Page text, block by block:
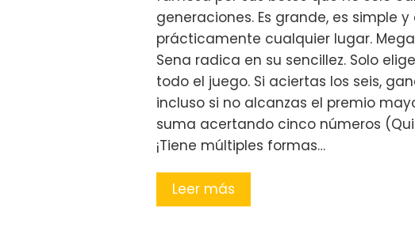
generaciones. Es grande, es simple
prácticamente cualquier lugar.
Sena radica en su sencillez. Solo
todo el juego. Si aciertas los seis,
incluso si no alcanzas el premio
suma acertando cinco números
¡Tiene múltiples formas…
Leer más